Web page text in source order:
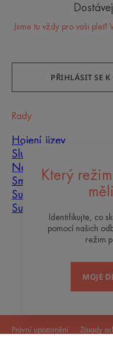
Který
Identifikujte, co
pomocí našich
režim
MOJE
Jsme tu vždy pro vaši pleť!
PŘIHLÁSIT SE K
Rady
Hojení jizev
Slunce
Nedokonalosti pleti
Smíšená pleť
Suchá pleť
Suchost a dehydratace
Kontakt
Právní upozornění
Zásady